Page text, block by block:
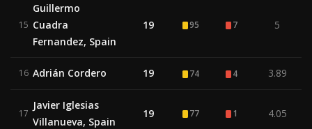
15
Guillermo
Cuadra
Fernandez, Spain
19 95 7 5
16 Adrián Cordero 19 74 4 3.89
17
Javier Iglesias
Villanueva, Spain
19 77 1 4.05